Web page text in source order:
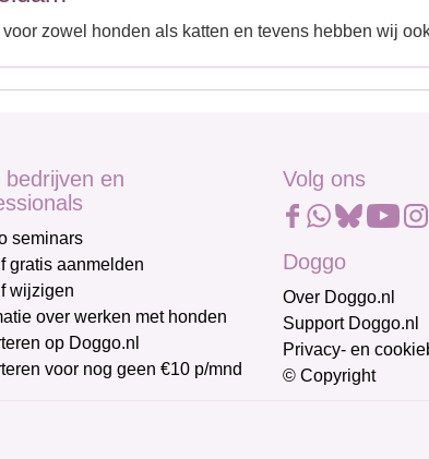
zowel honden als katten en tevens hebben wij
bedrijven en
seminars
gratis aanmelden
wijzigen
over werken met honden
op Doggo.nl
voor nog geen €10 p/mnd
Volg ons
Doggo
Over Doggo.nl
Support Doggo.nl
Privacy- en
© Copyright